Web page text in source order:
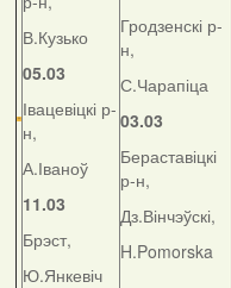
В.Кузько
05.03
Івацевіцкі р-
н,
А.Іваноў
11.03
Брэст,
Ю.Янкевіч
Гродзенскі р-
н,
С.Чарапіца
03.03
Бераставіцкі
р-н,
Дз.Вінчэўскі,
H.Pomorska